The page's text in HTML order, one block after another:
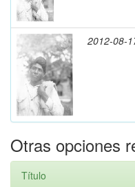
2012-08-
Otras opciones
Título